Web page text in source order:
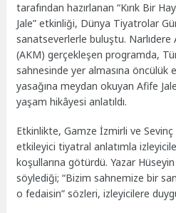
tarafından hazırlanan “Kırık Bir
Jale” etkinliği, Dünya Tiyatrolar
sanatseverlerle buluştu.
(AKM) gerçekleşen programda,
sahnesinde yer almasına öncülük
yasağına meydan okuyan Afife
yaşam hikâyesi anlatıldı.
Etkinlikte, Gamze İzmirli ve Sevinç
etkileyici tiyatral anlatımla
koşullarına götürdü. Yazar
söylediği; “Bizim sahnemize bir
o fedaisin” sözleri, izleyicilere